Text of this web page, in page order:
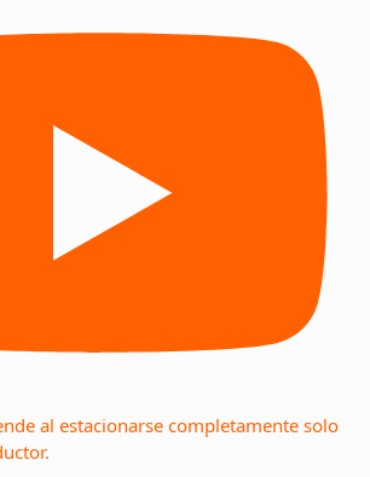
al estacionarse completamente solo